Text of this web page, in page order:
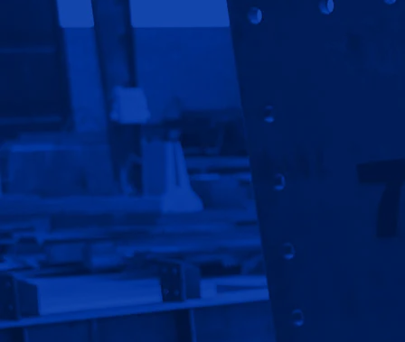
صفحه اصلی
قیمت سوله
ارتباط با ما
گالری تصاویر
پروژه ها
سوالات متداول